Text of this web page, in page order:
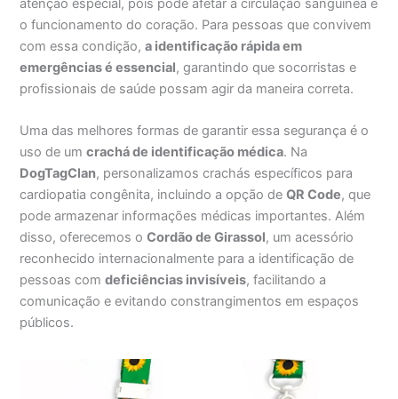
atenção especial, pois pode afetar a circulação sanguínea e
o funcionamento do coração. Para pessoas que convivem
com essa condição,a identificação rápida em
emergências é essencial, garantindo que socorristas e
profissionais de saúde possam agir da maneira correta.
Uma das melhores formas de garantir essa segurança é o
uso de umcrachá de identificação médica. Na
DogTagClan, personalizamos crachás específicos para
cardiopatia congênita, incluindo a opção deQR Code, que
pode armazenar informações médicas importantes. Além
disso, oferecemos oCordão de Girassol, um acessório
reconhecido internacionalmente para a identificação de
pessoas comdeficiências invisíveis, facilitando a
comunicação e evitando constrangimentos em espaços
públicos.